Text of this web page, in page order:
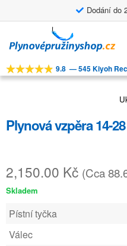
Dodání do
na
k
webuNÁSTROJE
APLIKACE
FAQ
9.8 —545 Kiyoh
Plynová vzpěra 14-
2,150.00 Kč (Cca
Skladem
Pístní tyčka
Válec